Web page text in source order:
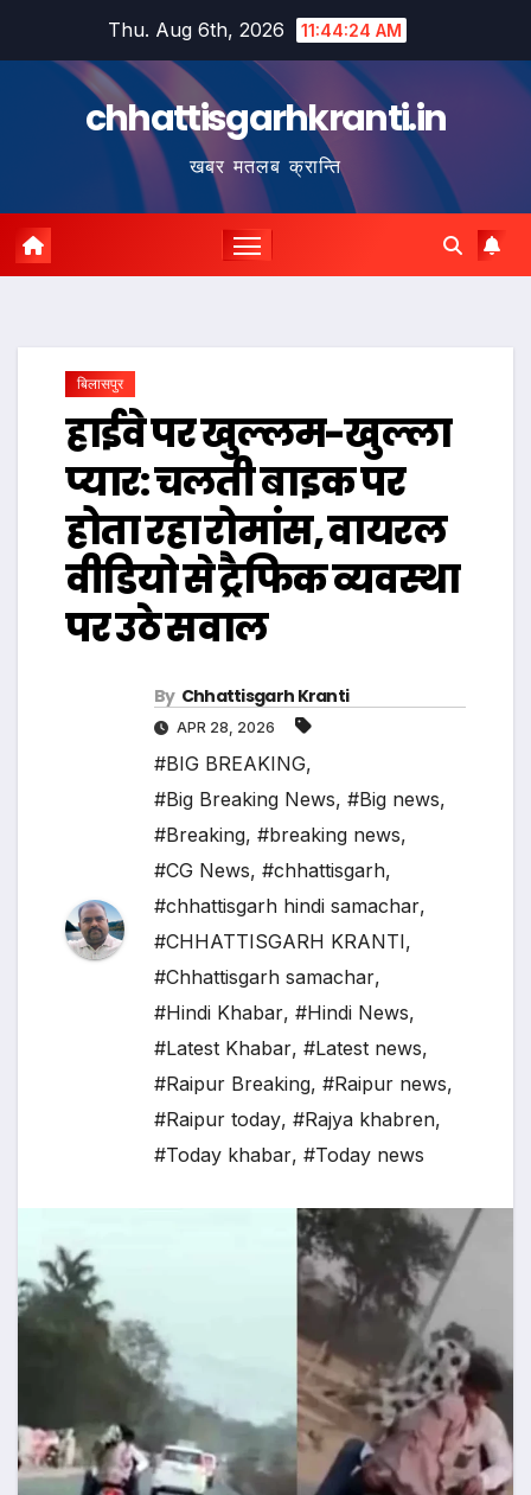
Thu. Aug 6th, 2026 11:44:25 AM
chhattisgarhkranti.in
खबर मतलब क्रान्ति
बिलासपुर
हाईवे पर खुल्लम-खुल्ला
प्यार: चलती बाइक पर
होता रहा रोमांस, वायरल
वीडियो से ट्रैफिक व्यवस्था
पर उठे सवाल
By Chhattisgarh Kranti
APR 28, 2026
#BIG BREAKING,
#Big Breaking News, #Big news,
#Breaking, #breaking news,
#CG News, #chhattisgarh,
#chhattisgarh hindi samachar,
#CHHATTISGARH KRANTI,
#Chhattisgarh samachar,
#Hindi Khabar, #Hindi News,
#Latest Khabar, #Latest news,
#Raipur Breaking, #Raipur news,
#Raipur today, #Rajya khabren,
#Today khabar, #Today news